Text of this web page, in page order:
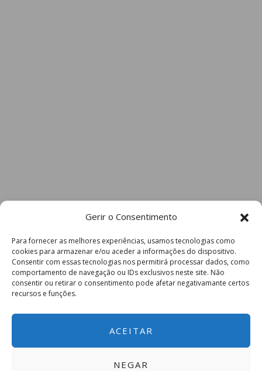
Gerir o Consentimento
Para fornecer as melhores experiências, usamos tecnologias como
cookies para armazenar e/ou aceder a informações do dispositivo.
Consentir com essas tecnologias nos permitirá processar dados, como
comportamento de navegação ou IDs exclusivos neste site. Não
consentir ou retirar o consentimento pode afetar negativamante certos
recursos e funções.
ACEITAR
NEGAR